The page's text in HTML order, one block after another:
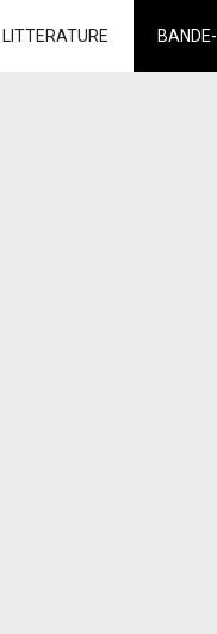
LITTERATURE